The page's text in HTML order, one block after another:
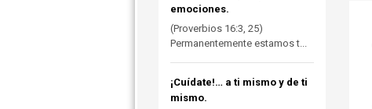
emociones.
(Proverbios 16:3, 25)
Permanentemente estamos t...
¡Cuídate!… a ti mismo y de ti
mismo.